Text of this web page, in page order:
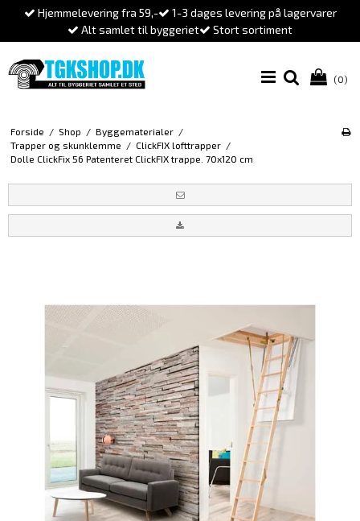
Hjemmelevering fra 59,-
1-3 dages levering på lagervarer
Alt samlet til byggeriet
Stort sortiment
(0)
Forside / Shop / Byggematerialer /
Trapper og skunklemme / ClickFIX lofttrapper /
Dolle ClickFix 56 Patenteret ClickFIX trappe. 70x120 cm